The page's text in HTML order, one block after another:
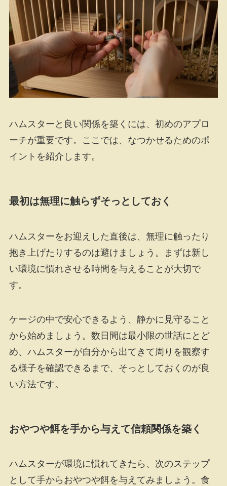
ハムスターと良い関係を築くには、初めのアプロ
ーチが重要です。ここでは、なつかせるためのポ
イントを紹介します。
最初は無理に触らずそっとしておく
ハムスターをお迎えした直後は、無理に触ったり
抱き上げたりするのは避けましょう。まずは新し
い環境に慣れさせる時間を与えることが大切で
す。
ケージの中で安心できるよう、静かに見守ること
から始めましょう。数日間は最小限の世話にとど
め、ハムスターが自分から出てきて周りを観察す
る様子を確認できるまで、そっとしておくのが良
い方法です。
おやつや餌を手から与えて信頼関係を築く
ハムスターが環境に慣れてきたら、次のステップ
として手からおやつや餌を与えてみましょう。食